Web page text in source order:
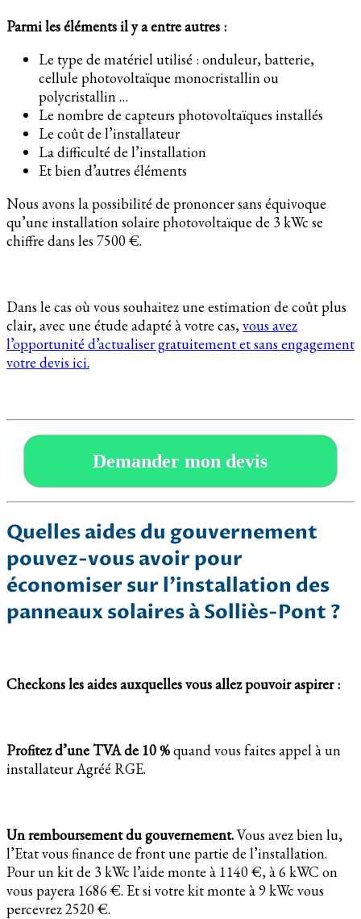
Parmi les éléments il y a entre autres :
Le type de matériel utilisé : onduleur, batterie,
cellule photovoltaïque monocristallin ou
polycristallin …
Le nombre de capteurs photovoltaïques installés
Le coût de l’installateur
La difficulté de l’installation
Et bien d’autres éléments
Nous avons la possibilité de prononcer sans équivoque
qu’une installation solaire photovoltaïque de 3 kWc se
chiffre dans les 7500 €.
Dans le cas où vous souhaitez une estimation de coût plus
clair, avec une étude adapté à votre cas,vous avez
l’opportunité d’actualiser gratuitement et sans engagement
votre devis ici.
Demander mon devis
Quelles aides du gouvernement
pouvez-vous avoir pour
économiser sur l’installation des
panneaux solaires à Solliès-Pont ?
Checkons les aides auxquelles vous allez pouvoir aspirer :
Profitez d’une TVA de 10 %quand vous faites appel à un
installateur Agréé RGE.
Un remboursement du gouvernement.Vous avez bien lu,
l’Etat vous finance de front une partie de l’installation.
Pour un kit de 3 kWc l’aide monte à 1140 €, à 6 kWC on
vous payera 1686 €. Et si votre kit monte à 9 kWc vous
percevrez 2520 €.